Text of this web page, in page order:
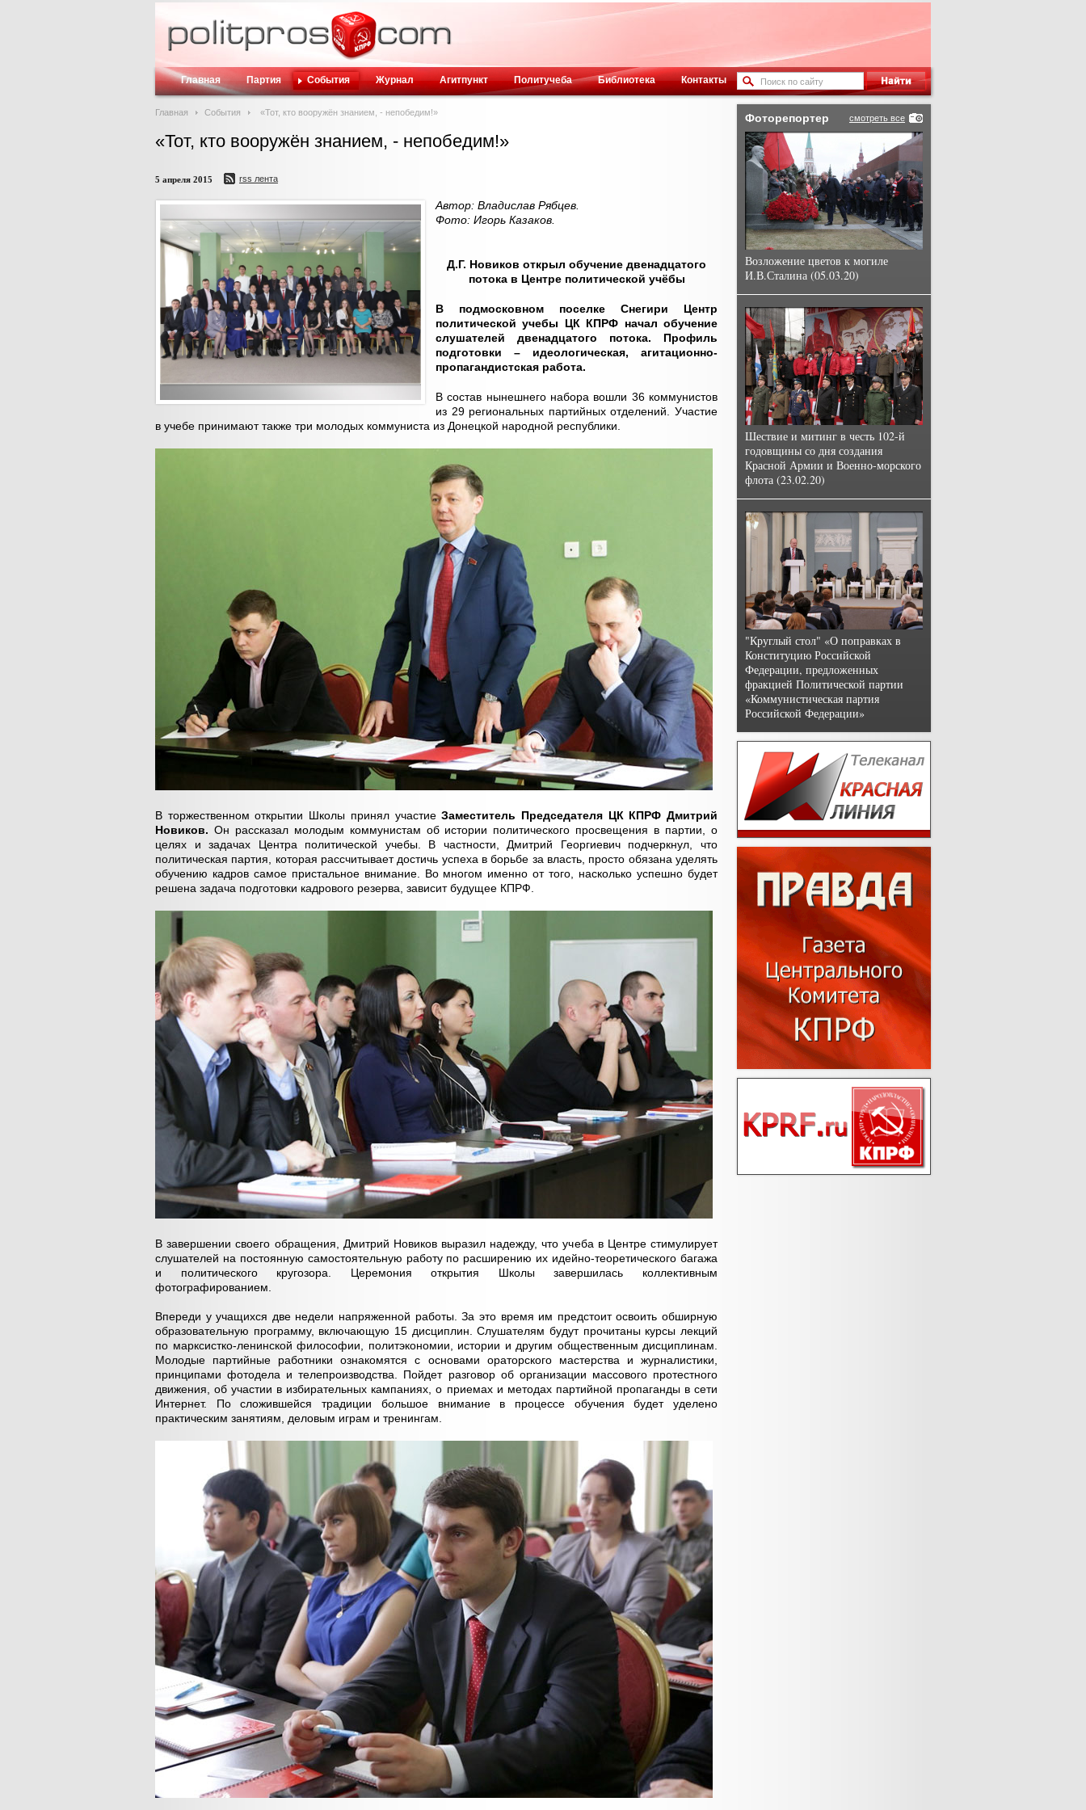
Главная Партия События Журнал Агитпункт Политучеба Библиотека Контакты
Главная События «Тот, кто вооружён знанием, - непобедим!»
«Тот, кто вооружён знанием, - непобедим!»
5 апреля 2015 rss лента
Автор: Владислав Рябцев.
Фото: Игорь Казаков.
Д.Г. Новиков открыл обучение двенадцатого
потока в Центре политической учёбы
В подмосковном поселке Снегири Центр
политической учебы ЦК КПРФ начал обучение
слушателей двенадцатого потока. Профиль
подготовки – идеологическая, агитационно-
пропагандистская работа.
В состав нынешнего набора вошли 36 коммунистов
из 29 региональных партийных отделений. Участие
в учебе принимают также три молодых коммуниста из Донецкой народной республики.
В торжественном открытии Школы принял участиеЗаместитель Председателя ЦК КПРФ Дмитрий
Новиков. Он рассказал молодым коммунистам об истории политического просвещения в партии, о
целях и задачах Центра политической учебы. В частности, Дмитрий Георгиевич подчеркнул, что
политическая партия, которая рассчитывает достичь успеха в борьбе за власть, просто обязана уделять
обучению кадров самое пристальное внимание. Во многом именно от того, насколько успешно будет
решена задача подготовки кадрового резерва, зависит будущее КПРФ.
В завершении своего обращения, Дмитрий Новиков выразил надежду, что учеба в Центре стимулирует
слушателей на постоянную самостоятельную работу по расширению их идейно-теоретического багажа
и политического кругозора. Церемония открытия Школы завершилась коллективным
фотографированием.
Впереди у учащихся две недели напряженной работы. За это время им предстоит освоить обширную
образовательную программу, включающую 15 дисциплин. Слушателям будут прочитаны курсы лекций
по марксистко-ленинской философии, политэкономии, истории и другим общественным дисциплинам.
Молодые партийные работники ознакомятся с основами ораторского мастерства и журналистики,
принципами фотодела и телепроизводства. Пойдет разговор об организации массового протестного
движения, об участии в избирательных кампаниях, о приемах и методах партийной пропаганды в сети
Интернет. По сложившейся традиции большое внимание в процессе обучения будет уделено
практическим занятиям, деловым играм и тренингам.
смотреть все
Фоторепортер
Возложение цветов к могиле
И.В.Сталина (05.03.20)
Шествие и митинг в честь 102-й
годовщины со дня создания
Красной Армии и Военно-морского
флота (23.02.20)
"Круглый стол" «О поправках в
Конституцию Российской
Федерации, предложенных
фракцией Политической партии
«Коммунистическая партия
Российской Федерации»